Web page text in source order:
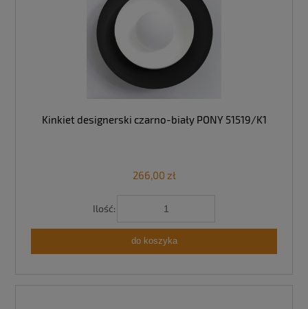
Kinkiet designerski czarno-biały PONY 51519/K1
266,00 zł
Ilość:
do koszyka